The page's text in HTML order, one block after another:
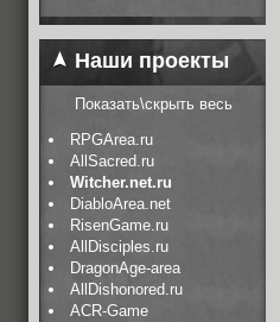
Наши проекты
Показать\скрыть весь
RPGArea.ru
AllSacred.ru
Witcher.net.ru
DiabloArea.net
RisenGame.ru
AllDisciples.ru
DragonAge-area
AllDishonored.ru
ACR-Game